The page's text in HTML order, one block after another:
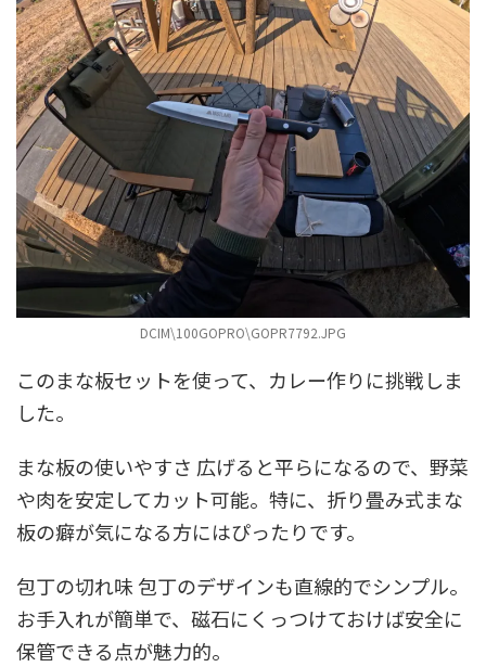
DCIM\100GOPRO\GOPR7792.JPG
このまな板セットを使って、カレー作りに挑戦しま
した。
まな板の使いやすさ 広げると平らになるので、野菜
や肉を安定してカット可能。特に、折り畳み式まな
板の癖が気になる方にはぴったりです。
包丁の切れ味 包丁のデザインも直線的でシンプル。
お手入れが簡単で、磁石にくっつけておけば安全に
保管できる点が魅力的。